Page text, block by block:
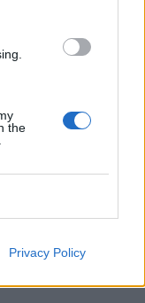
the
Privacy Policy
μέσα σε